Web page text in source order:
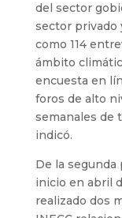
del sector
sector privado
como 114
ámbito
encuesta en
foros de alto
semanales de
indicó.
De la segunda
inicio en abril
realizado dos